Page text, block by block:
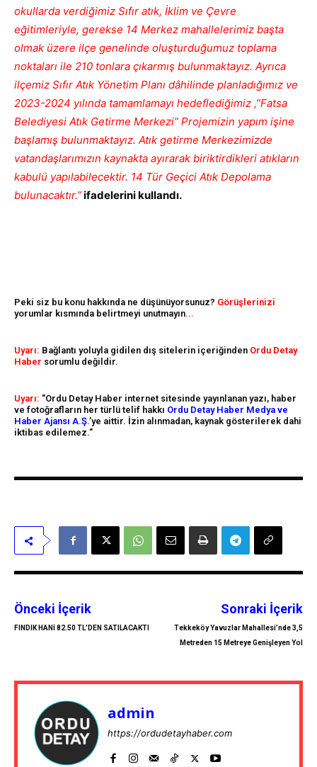
okullarda verdiğimiz Sıfır atık, İklim ve Çevre
eğitimleriyle, gerekse 14 Merkez mahallelerimiz başta
olmak üzere ilçe genelinde oluşturduğumuz toplama
noktaları ile 210 tonlara çıkarmış bulunmaktayız. Ayrıca
ilçemiz Sıfır Atık Yönetim Planı dâhilinde planladığımız ve
2023-2024 yılında tamamlamayı hedeflediğimiz ,”Fatsa
Belediyesi Atık Getirme Merkezi” Projemizin yapım işine
başlamış bulunmaktayız. Atık getirme Merkezimizde
vatandaşlarımızın kaynakta ayırarak biriktirdikleri atıkların
kabulü yapılabilecektir. 14 Tür Geçici Atık Depolama
bulunacaktır.”ifadelerini kullandı.
Peki siz bu konu hakkında ne düşünüyorsunuz? Görüşlerinizi
yorumlar kısmında belirtmeyi unutmayın...
Uyarı: Bağlantı yoluyla gidilen dış sitelerin içeriğinden Ordu Detay
Haber sorumlu değildir.
Uyarı: "Ordu Detay Haber internet sitesinde yayınlanan yazı, haber
ve fotoğrafların her türlü telif hakkı Ordu Detay Haber Medya ve
Haber Ajansı A.Ş.’ye aittir. İzin alınmadan, kaynak gösterilerek dahi
iktibas edilemez."
Önceki İçerik
FINDIK HANİ 82.50 TL’DEN SATILACAKTI
Sonraki İçerik
Tekkeköy Yavuzlar Mahallesi’nde 3,5
Metreden 15 Metreye Genişleyen Yol
admin
https://ordudetayhaber.com